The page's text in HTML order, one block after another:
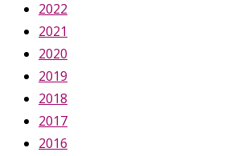
2022
2021
2020
2019
2018
2017
2016